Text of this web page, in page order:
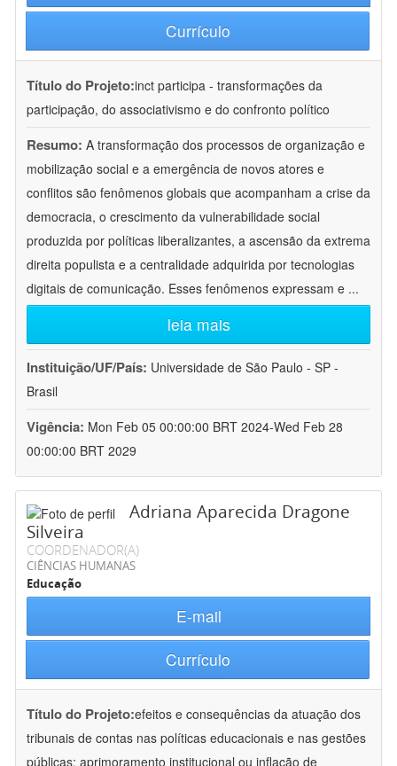
Currículo
Título do Projeto:inct participa - transformações da
participação, do associativismo e do confronto político
Resumo: A transformação dos processos de organização e
mobilização social e a emergência de novos atores e
conflitos são fenômenos globais que acompanham a crise da
democracia, o crescimento da vulnerabilidade social
produzida por políticas liberalizantes, a ascensão da extrema
direita populista e a centralidade adquirida por tecnologias
digitais de comunicação. Esses fenômenos expressam e ...
leia mais
Instituição/UF/País: Universidade de São Paulo - SP -
Brasil
Vigência: Mon Feb 05 00:00:00 BRT 2024-Wed Feb 28
00:00:00 BRT 2029
Adriana Aparecida Dragone
Silveira
COORDENADOR(A)
CIÊNCIAS HUMANAS
Educação
E-mail
Currículo
Título do Projeto:efeitos e consequências da atuação dos
tribunais de contas nas políticas educacionais e nas gestões
públicas: aprimoramento institucional ou inflação de